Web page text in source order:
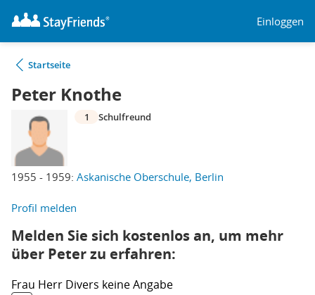
Einloggen
Startseite
Peter Knothe
1955 - 1959: Askanische Oberschule, Berlin
1 Schulfreund
Profil melden
Melden Sie sich kostenlos an, um mehr
über Peter zu erfahren:
Frau Herr Divers keine Angabe